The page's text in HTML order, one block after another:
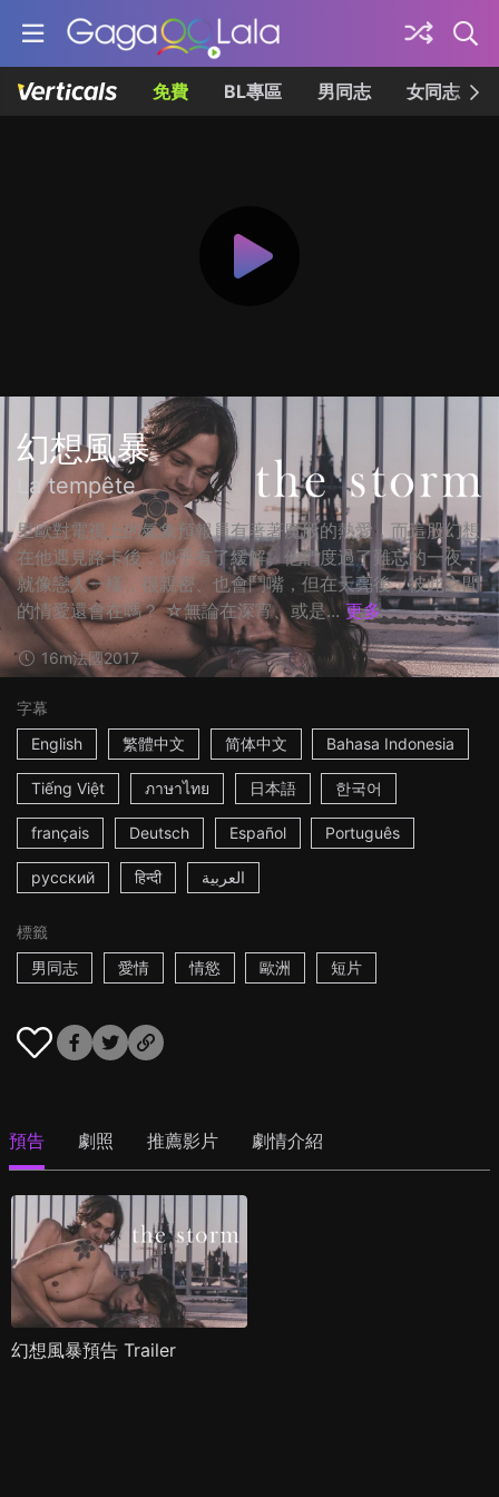
免費 BL專區 男同志 女同志
幻想風暴
La tempête
里歐對電視上的氣象預報員有著著魔般的熱愛，而這股幻想
在他遇見路卡後，似乎有了緩解。他們度過了難忘的一夜，
就像戀人一樣，很親密、也會鬥嘴，但在天亮後，彼此之間
的情愛還會在嗎？ ☆無論在深宵、或是... 更多
16m法國2017
字幕
English
繁體中文 简体中文 Bahasa Indonesia
Tiếng Việt ภาษาไทย 日本語 한국어
français Deutsch Español Português
русский हिन्दी العربية
標籤
男同志
愛情 情慾 歐洲 短片
預告 劇照 推薦影片 劇情介紹
幻想風暴預告 Trailer